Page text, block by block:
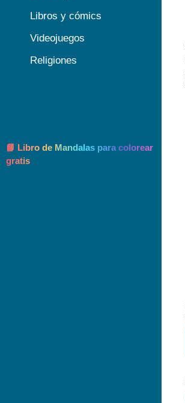
Libros y cómics
Videojuegos
Religiones
📘 Libro de Mandalas para colorear
gratis